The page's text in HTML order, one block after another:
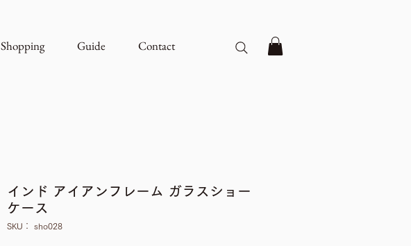
Shopping Guide Contact
インド アイアンフレーム ガラスショー
ケース
SKU： sho028